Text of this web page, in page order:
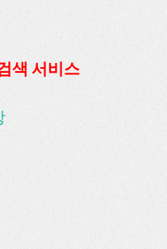
색 서비스